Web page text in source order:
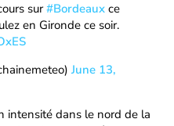
sur#Bordeaux ce
en Gironde ce soir.
June 13,
intensité dans le nord de la